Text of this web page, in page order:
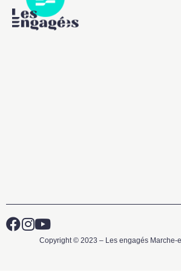
Copyright © 2023 – Les engagés Marche-